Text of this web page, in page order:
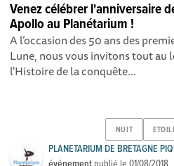
Venez célébrer l'anniversaire
Apollo au Planétarium !
A l’occasion des 50 ans des
Lune, nous vous invitons tout au
l'Histoire de la conquête...
NUIT
PLANETARIUM DE BRETAGNE